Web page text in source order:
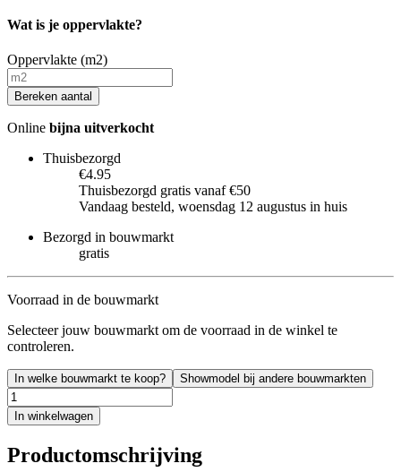
Wat is je oppervlakte?
Oppervlakte (m2)
Bereken aantal
Online bijna uitverkocht
Thuisbezorgd
€4.95
Thuisbezorgd gratis vanaf €50
Vandaag besteld, woensdag 12 augustus in huis
Bezorgd in bouwmarkt
gratis
Voorraad in de bouwmarkt
Selecteer jouw bouwmarkt om de voorraad in de winkel te
controleren.
In welke bouwmarkt te koop? Showmodel bij andere bouwmarkten
In winkelwagen
Productomschrijving